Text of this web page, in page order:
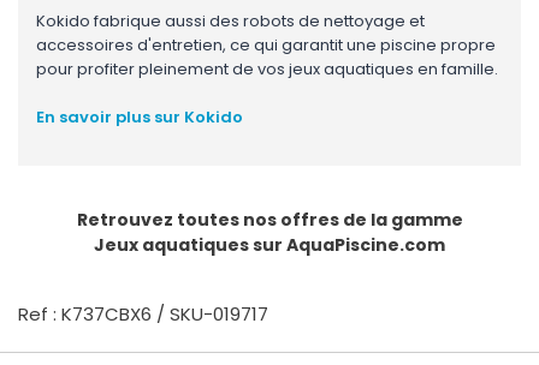
Kokido fabrique aussi des robots de nettoyage et
accessoires d'entretien, ce qui garantit une piscine propre
pour profiter pleinement de vos jeux aquatiques en famille.
En savoir plus sur Kokido
Retrouvez toutes nos offres de la gamme
Jeux aquatiquessur AquaPiscine.com
Ref : K737CBX6 / SKU-019717